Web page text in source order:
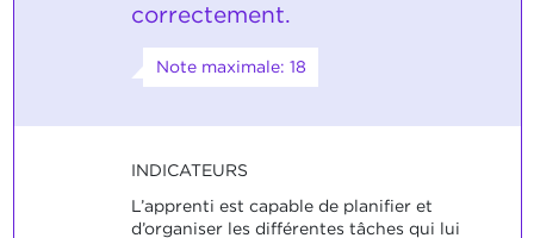
correctement.
Note maximale: 18
INDICATEURS
L’apprenti est capable de planifier et
d’organiser les différentes tâches qui lui